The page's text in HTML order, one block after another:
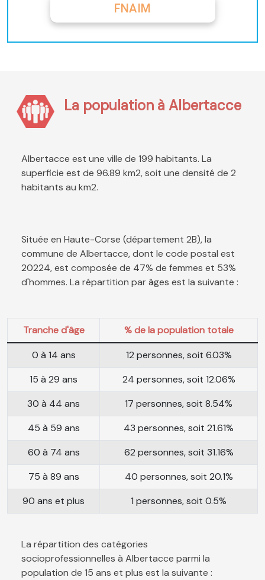
FNAIM
La population à Albertacce
Albertacce est une ville de 199 habitants. La
superficie est de 96.89 km2, soit une densité de 2
habitants au km2.
Située en Haute-Corse (département 2B), la
commune de Albertacce, dont le code postal est
20224, est composée de 47% de femmes et 53%
d'hommes. La répartition par âges est la suivante :
Tranche d'âge
% de la population totale
0 à 14 ans
12 personnes, soit 6.03%
15 à 29 ans
24 personnes, soit 12.06%
30 à 44 ans
17 personnes, soit 8.54%
45 à 59 ans
43 personnes, soit 21.61%
60 à 74 ans
62 personnes, soit 31.16%
75 à 89 ans
40 personnes, soit 20.1%
90 ans et plus
1 personnes, soit 0.5%
La répartition des catégories
socioprofessionnelles à Albertacce parmi la
population de 15 ans et plus est la suivante :